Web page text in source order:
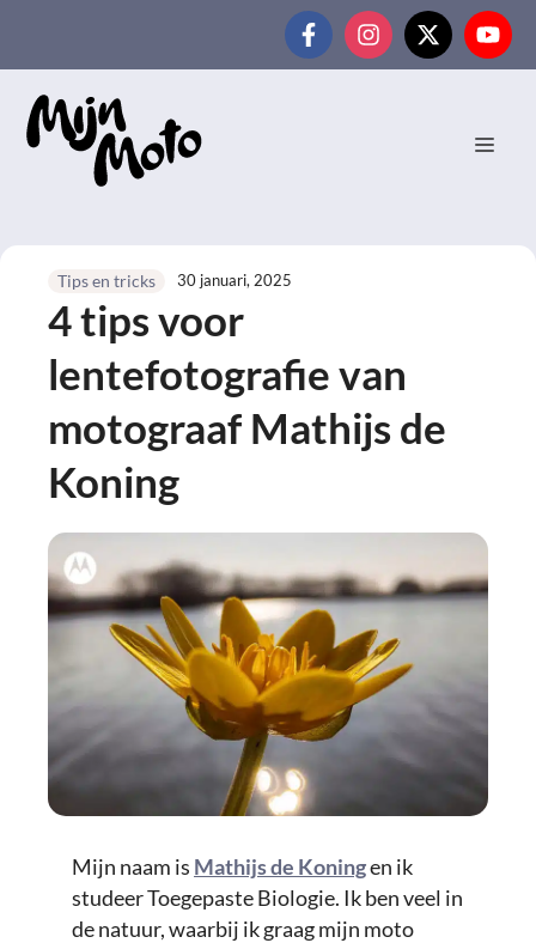
de
inhoud
Tips en tricks 30 januari, 2025
4 tips voor
lentefotografie van
motograaf Mathijs de
Koning
Mijn naam is Mathijs de Koningen ik
studeer Toegepaste Biologie. Ik ben veel in
de natuur, waarbij ik graag mijn moto